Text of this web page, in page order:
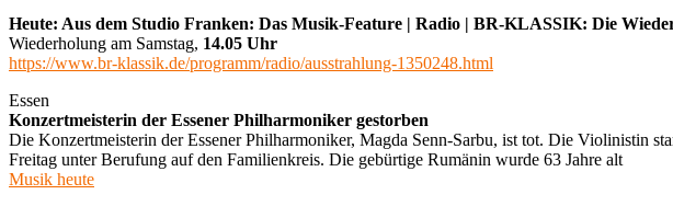
Heute: Aus dem Studio Franken: Das Musik-Feature | Radio | BR-KLASSIK: Die
Wiederholung am Samstag, 14.05 Uhr
https://www.br-klassik.de/programm/radio/ausstrahlung-1350248.html
Essen
Konzertmeisterin der Essener Philharmoniker gestorben
Die Konzertmeisterin der Essener Philharmoniker, Magda Senn-Sarbu, ist tot. Die Violinistin
Freitag unter Berufung auf den Familienkreis. Die gebürtige Rumänin wurde 63 Jahre alt
Musik heute